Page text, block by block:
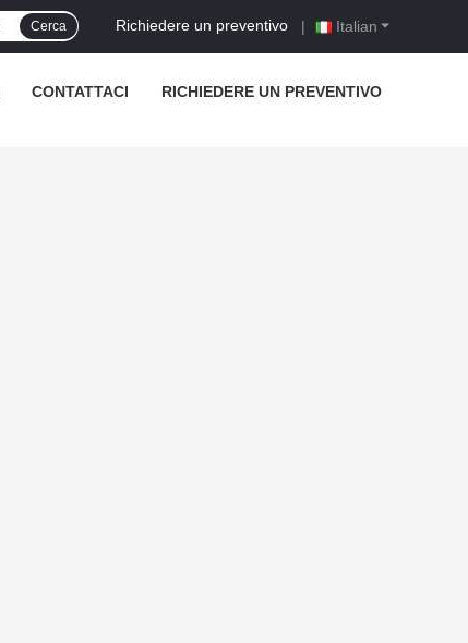
Italian
Richiedere un preventivo |
Cerca
CONTATTACI RICHIEDERE UN PREVENTIVO